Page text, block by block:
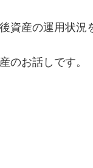
資産の運用状況
のお話しです。